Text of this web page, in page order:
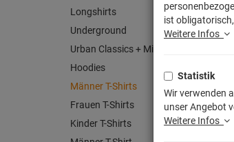
Longshirts
Underground
Urban Classics + Mister Tee
Hoodies
Männer T-Shirts
Frauen T-Shirts
Kinder T-Shirts
ist
Weitere Infos
Statistik
Wir verwenden
unser Angebot
Weitere Infos